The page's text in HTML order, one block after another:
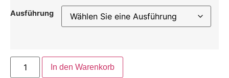
Ausführung
In den Warenkorb